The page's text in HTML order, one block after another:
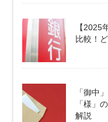
【2025
比較！
「御中
「様」
解説